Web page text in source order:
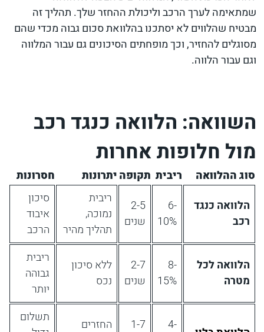
שמתאימה לערך הרכב וליכולת ההחזר שלך. תהליך זה
מבטיח שהלווים לא יסתכנו בהלוואת סכום גבוה מכדי שהם
מסוגלים להחזיר, וכך מופחתים הסיכונים גם עבור המלווה
וגם עבור הלווה.
השוואה: הלוואה כנגד רכב
מול חלופות אחרות
סוג ההלוואה ריבית תקופהיתרונות
חסרונות
הלוואה כנגד
רכב
6-
10%
2-5
שנים
ריבית
נמוכה,
תהליך מהיר
סיכון
איבוד
הרכב
הלוואה לכל
מטרה
8-
15%
2-7
שנים
ללא סיכון
נכס
ריבית
גבוהה
יותר
4-
1-7
החזרים
תשלום